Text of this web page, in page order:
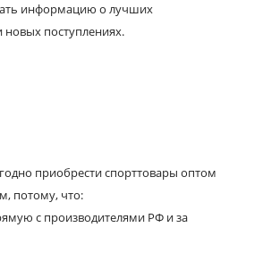
информацию о лучших
поступлениях.
приобрести спорттовары оптом
потому, что:
с производителями РФ и за